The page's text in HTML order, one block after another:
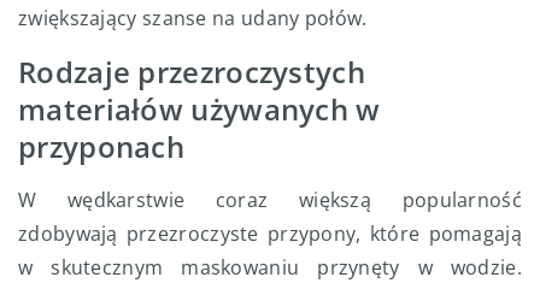
zwiększający szanse na udany połów.
Rodzaje przezroczystych
materiałów używanych w
przyponach
W wędkarstwie coraz większą popularność
zdobywają przezroczyste przypony, które pomagają
w skutecznym maskowaniu przynęty w wodzie.